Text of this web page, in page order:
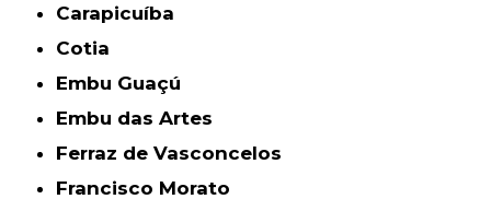
Carapicuíba
Cotia
Embu Guaçú
Embu das Artes
Ferraz de Vasconcelos
Francisco Morato